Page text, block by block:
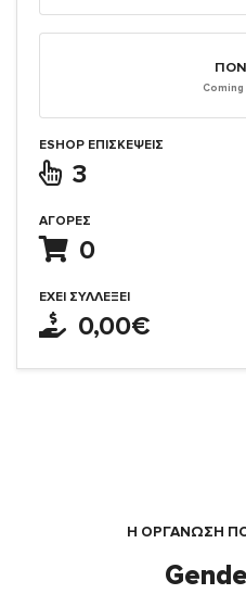
ESHOP ΕΠΙΣΚΈΨΕΙΣ
3
ΑΓΟΡΈΣ
0
ΈΧΕΙ ΣΥΛΛΈΞΕΙ
0,00€
Η ΟΡΓΆΝΩΣΗ